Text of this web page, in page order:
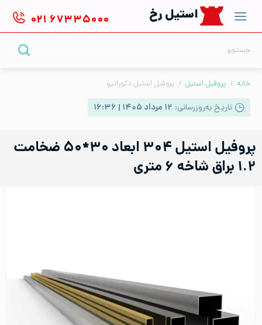
content
استیل رخ ۰۲۱ ۶۷۳۳۵۰۰۰
خانه / پروفیل استیل / پروفیل استیل دکوراتیو
تاریخ به‌روزرسانی: ۱۲ مرداد ۱۴۰۵ | ۱۶:۳۶
پروفیل استیل ۳۰۴ ابعاد ۳۰*۵۰ ضخامت
۱.۲ براق شاخه ۶ متری